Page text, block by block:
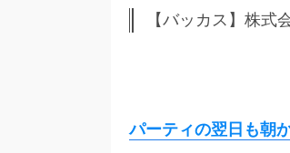
【バッカス】株
パーティの翌日も朝